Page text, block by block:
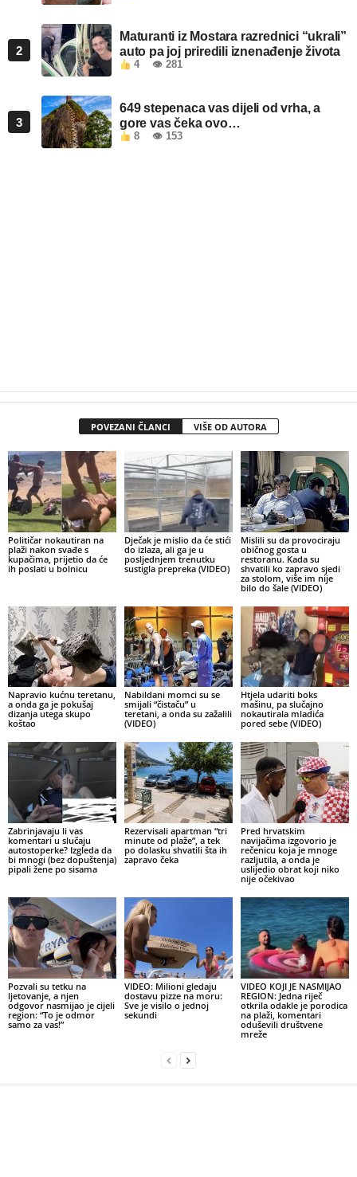
2
Maturanti iz Mostara razrednici “ukrali”
auto pa joj priredili iznenađenje života
4 👁 281
3
649 stepenaca vas dijeli od vrha, a
gore vas čeka ovo…
8 👁 153
POVEZANI ČLANCI VIŠE OD AUTORA
Političar nokautiran na
plaži nakon svađe s
kupačima, prijetio da će
ih poslati u bolnicu
Dječak je mislio da će stići
do izlaza, ali ga je u
posljednjem trenutku
sustigla prepreka (VIDEO)
Mislili su da provociraju
običnog gosta u
restoranu. Kada su
shvatili ko zapravo sjedi
za stolom, više im nije
bilo do šale (VIDEO)
Napravio kućnu teretanu,
a onda ga je pokušaj
dizanja utega skupo
koštao
Nabildani momci su se
smijali “čistaču” u
teretani, a onda su zažalili
(VIDEO)
Htjela udariti boks
mašinu, pa slučajno
nokautirala mladića
pored sebe (VIDEO)
Zabrinjavaju li vas
komentari u slučaju
autostoperke? Izgleda da
bi mnogi (bez dopuštenja)
pipali žene po sisama
Rezervisali apartman “tri
minute od plaže”, a tek
po dolasku shvatili šta ih
zapravo čeka
Pred hrvatskim
navijačima izgovorio je
rečenicu koja je mnoge
razljutila, a onda je
uslijedio obrat koji niko
nije očekivao
Pozvali su tetku na
ljetovanje, a njen
odgovor nasmijao je cijeli
region: “To je odmor
samo za vas!”
VIDEO: Milioni gledaju
dostavu pizze na moru:
Sve je visilo o jednoj
sekundi
VIDEO KOJI JE NASMIJAO
REGION: Jedna riječ
otkrila odakle je porodica
na plaži, komentari
oduševili društvene
mreže